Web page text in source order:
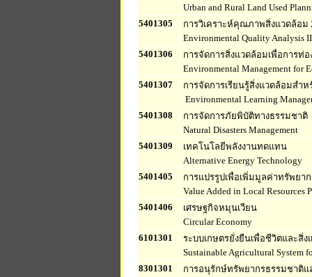
Urban and Rural Land Used
5401305
การวิเคราะห์คุณภาพสิ่งแวดล้อม
Environmental Quality Analysis II
5401306
การจัดการสิ่งแวดล้อมเพื่อการท่อ
Environmental Management for
5401307
การจัดการเรียนรู้สิ่งแวดล้อมสำ
Environmental Learning
5401308
การจัดการภัยพิบัติทางธรรมชาติ
Natural Disasters Management
5401309
เทคโนโลยีพลังงานทดแทน
Alternative Energy Technology
5401405
การแปรรูปเพื่อเพิ่มมูลค่าทรัพยา
Value Added in Local Resources
5401406
เศรษฐกิจหมุนเวียน
Circular Economy
6101301
ระบบเกษตรยั่งยืนเพื่อชีวิตและสิ่ง
Sustainable Agricultural System
8301301
การอนุรักษ์ทรัพยากรธรรมชาติแ